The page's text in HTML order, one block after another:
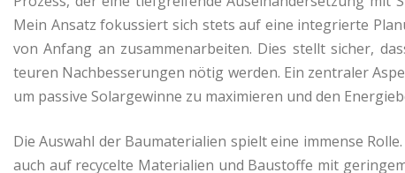
Mein Ansatz fokussiert sich stets auf eine integrierte
von Anfang an zusammenarbeiten. Dies stellt sicher,
teuren Nachbesserungen nötig werden. Ein zentraler
um passive Solargewinne zu maximieren und den
Die Auswahl der Baumaterialien spielt eine immense
auch auf recycelte Materialien und Baustoffe mit